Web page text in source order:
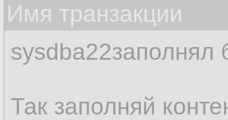
Имя транзакции
sysdba22заполнял
Так заполняй